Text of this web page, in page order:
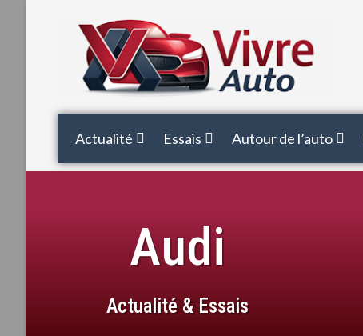
Actualité Essais Autour de l’auto
Audi
Actualité & Essais